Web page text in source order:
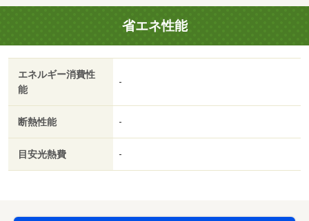
パートナーズ
省エネ性能
エネルギー消費性
能
-
断熱性能 -
目安光熱費 -